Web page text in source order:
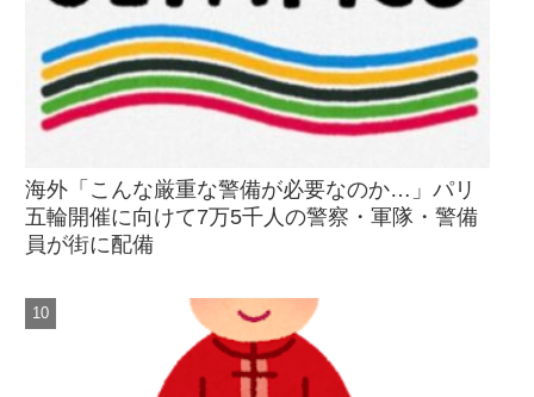
海外「こんな厳重な警備が必要なのか…」パリ
五輪開催に向けて7万5千人の警察・軍隊・警備
員が街に配備